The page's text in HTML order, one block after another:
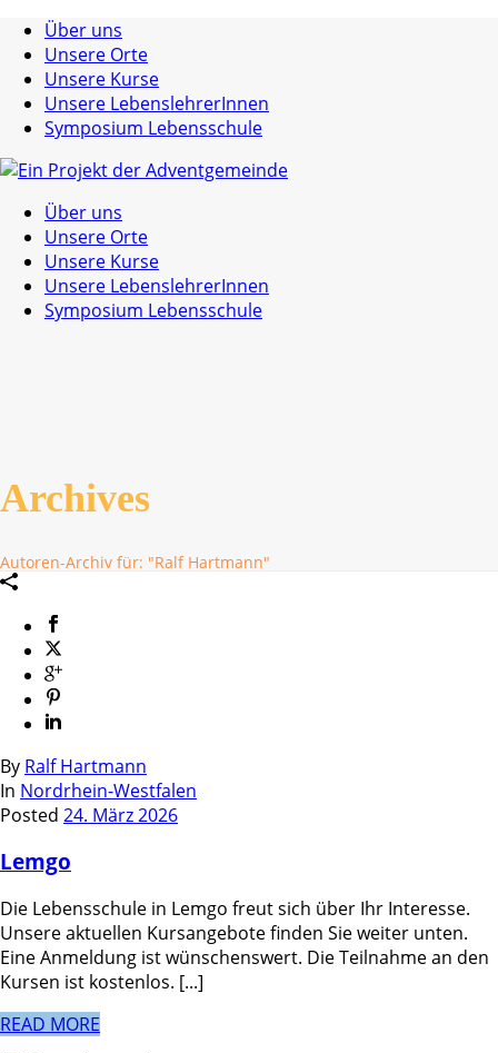
Über uns
Unsere Orte
Unsere Kurse
Unsere LebenslehrerInnen
Symposium Lebensschule
Über uns
Unsere Orte
Unsere Kurse
Unsere LebenslehrerInnen
Symposium Lebensschule
Archives
Autoren-Archiv für: "Ralf Hartmann"
By Ralf Hartmann
In Nordrhein-Westfalen
Posted 24. März 2026
Lemgo
Die Lebensschule in Lemgo freut sich über Ihr Interesse.
Unsere aktuellen Kursangebote finden Sie weiter unten.
Eine Anmeldung ist wünschenswert. Die Teilnahme an den
Kursen ist kostenlos. [...]
READ MORE